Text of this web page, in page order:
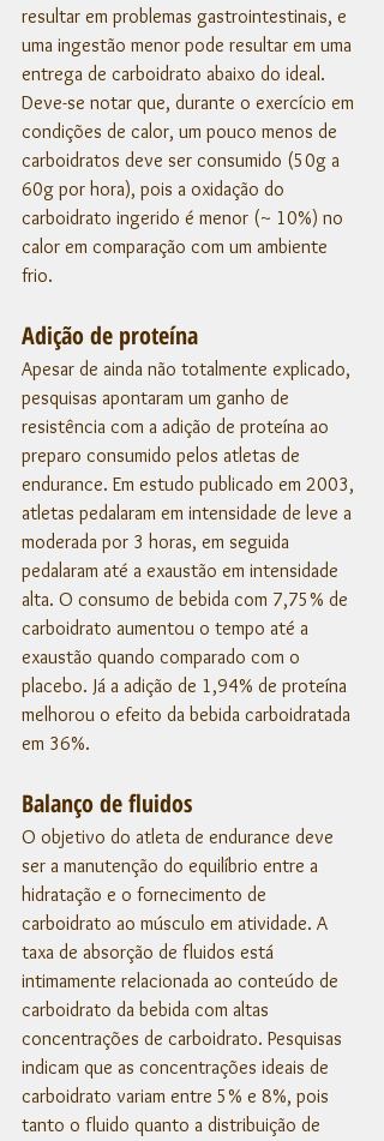
resultar em problemas gastrointestinais, e
uma ingestão menor pode resultar em uma
entrega de carboidrato abaixo do ideal.
Deve-se notar que, durante o exercício em
condições de calor, um pouco menos de
carboidratos deve ser consumido (50g a
60g por hora), pois a oxidação do
carboidrato ingerido é menor (~ 10%) no
calor em comparação com um ambiente
frio.
Adição de proteína
Apesar de ainda não totalmente explicado,
pesquisas apontaram um ganho de
resistência com a adição de proteína ao
preparo consumido pelos atletas de
endurance. Em estudo publicado em 2003,
atletas pedalaram em intensidade de leve a
moderada por 3 horas, em seguida
pedalaram até a exaustão em intensidade
alta. O consumo de bebida com 7,75% de
carboidrato aumentou o tempo até a
exaustão quando comparado com o
placebo. Já a adição de 1,94% de proteína
melhorou o efeito da bebida carboidratada
em 36%.
Balanço de fluidos
O objetivo do atleta de endurance deve
ser a manutenção do equilíbrio entre a
hidratação e o fornecimento de
carboidrato ao músculo em atividade. A
taxa de absorção de fluidos está
intimamente relacionada ao conteúdo de
carboidrato da bebida com altas
concentrações de carboidrato. Pesquisas
indicam que as concentrações ideais de
carboidrato variam entre 5% e 8%, pois
tanto o fluido quanto a distribuição de